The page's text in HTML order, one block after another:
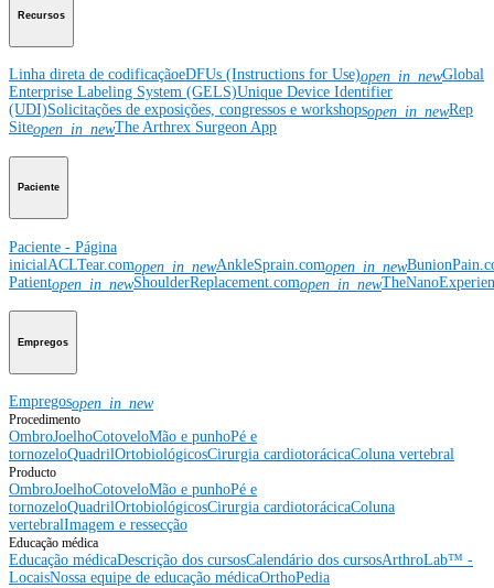
Recursos
Linha direta de codificaçãoeDFUs (Instructions for Use)open_in_newGlobal
Enterprise Labeling System (GELS)Unique Device Identifier
(UDI)Solicitações de exposições, congressos e workshopsopen_in_newRep
Siteopen_in_newThe Arthrex Surgeon App
Paciente
Paciente - Página
inicialACLTear.comopen_in_newAnkleSprain.comopen_in_new
Patientopen_in_newShoulderReplacement.comopen_in_new
Empregos
Empregosopen_in_new
Procedimento
OmbroJoelhoCotoveloMão e punhoPé e
tornozeloQuadrilOrtobiológicosCirurgia cardiotorácicaColuna vertebral
Producto
OmbroJoelhoCotoveloMão e punhoPé e
tornozeloQuadrilOrtobiológicosCirurgia cardiotorácicaColuna
vertebralImagem e ressecção
Educação médica
Educação médicaDescrição dos cursosCalendário dos cursosArthroLab™ -
LocaisNossa equipe de educação médicaOrthoPedia